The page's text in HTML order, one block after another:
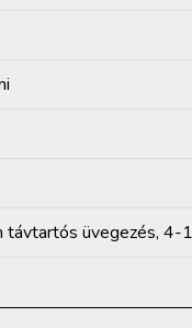
távtartós üvegezés,